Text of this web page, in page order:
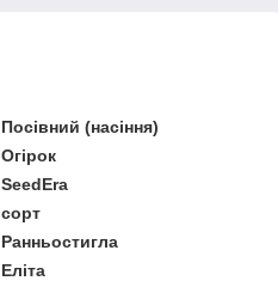
Посівний (насіння)
Огірок
SeedEra
сорт
Ранньостигла
Еліта